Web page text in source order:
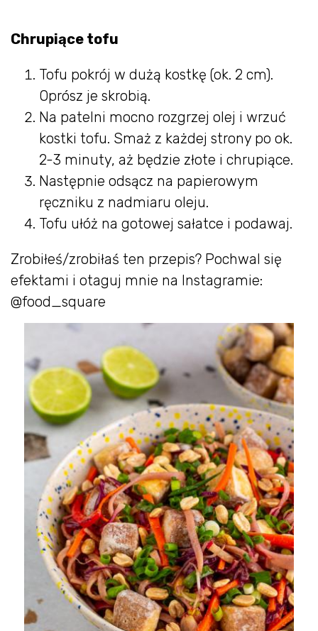
Chrupiące tofu
Tofu pokrój w dużą kostkę (ok. 2 cm).
Oprósz je skrobią.
Na patelni mocno rozgrzej olej i wrzuć
kostki tofu. Smaż z każdej strony po ok.
2-3 minuty, aż będzie złote i chrupiące.
Następnie odsącz na papierowym
ręczniku z nadmiaru oleju.
Tofu ułóż na gotowej sałatce i podawaj.
Zrobiłeś/zrobiłaś ten przepis? Pochwal się
efektami i otaguj mnie na Instagramie:
@food_square